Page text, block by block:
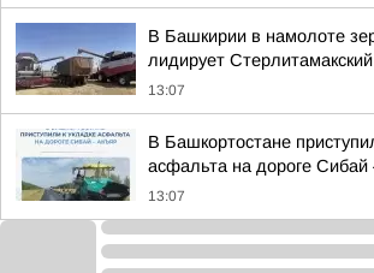
В Башкирии в намолоте
лидирует
13:07
В Башкортостане
асфальта на дороге Сибай
13:07